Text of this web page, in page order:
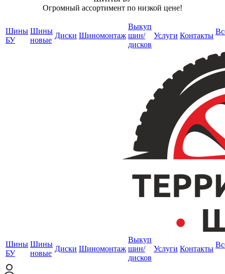
Огромный ассортимент по низкой цене!
Шины
БУ
Шины
новые
Диски Шиномонтаж
Выкуп
шин/
дисков
Услуги Контакты
Шины
БУ
Шины
новые
Диски Шиномонтаж
Выкуп
шин/
дисков
Услуги Контакты